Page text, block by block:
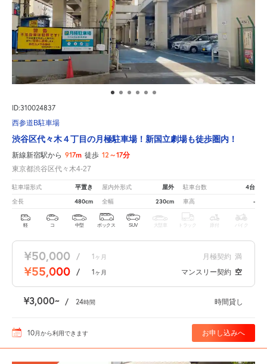
ID:310024837
西参道B駐車場
渋谷区代々木４丁目の月極駐車場！新国立劇場も徒歩圏内！
新線新宿駅から 917m 徒歩 12～17分
東京都渋谷区代々木4-27
駐車場形式 平置き 屋内外形式 屋外 駐車台数 4台
全長 480cm 全幅 230cm 車高 -
軽 コ 中型 ボックス SUV 大型車 トラック 原付 バイク
¥50,000 / 1 ヶ月 月極契約 満
¥55,000 / 1ヶ月 マンスリー契約 空
¥3,000 / 24時間 時間貸し
10月 から利用できます お申し込みへ